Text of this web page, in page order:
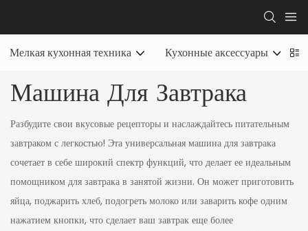
Мелкая кухонная техника Кухонные аксессуары
Машина Для Завтрака
Разбудите свои вкусовые рецепторы и наслаждайтесь питательным
завтраком с легкостью! Эта универсальная машина для завтрака
сочетает в себе широкий спектр функций, что делает ее идеальным
помощником для завтрака в занятой жизни. Он может приготовить
яйца, поджарить хлеб, подогреть молоко или заварить кофе одним
нажатием кнопки, что сделает ваш завтрак еще более